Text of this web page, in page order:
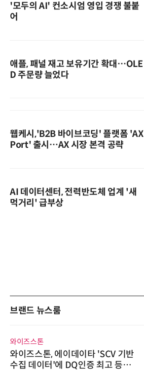
'모두의 AI' 컨소시엄 영입 경쟁 불붙
어
애플, 패널 재고 보유기간 확대…OLE
D 주문량 늘었다
웹케시,'B2B 바이브코딩' 플랫폼 'AX
Port' 출시…AX 시장 본격 공략
AI 데이터센터, 전력반도체 업계 '새
먹거리' 급부상
브랜드 뉴스룸
와이즈스톤
와이즈스톤, 에이데이타 'SCV 기반
수집 데이터'에 DQ인증 최고 등급